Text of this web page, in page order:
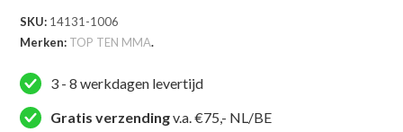
SKU: 14131-1006
Merken: TOP TEN MMA.
3 - 8 werkdagen levertijd
Gratis verzendingv.a. €75,- NL/BE